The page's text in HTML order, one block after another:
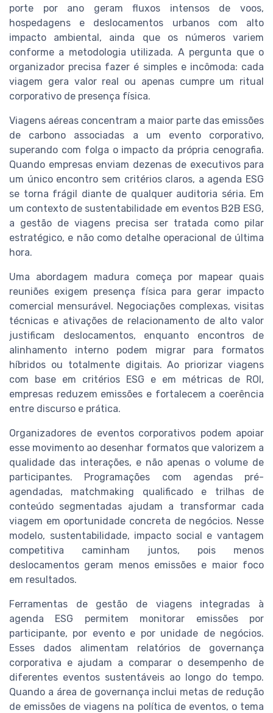
porte por ano geram fluxos intensos de voos,
hospedagens e deslocamentos urbanos com alto
impacto ambiental, ainda que os números variem
conforme a metodologia utilizada. A pergunta que o
organizador precisa fazer é simples e incômoda: cada
viagem gera valor real ou apenas cumpre um ritual
corporativo de presença física.
Viagens aéreas concentram a maior parte das emissões
de carbono associadas a um evento corporativo,
superando com folga o impacto da própria cenografia.
Quando empresas enviam dezenas de executivos para
um único encontro sem critérios claros, a agenda ESG
se torna frágil diante de qualquer auditoria séria. Em
um contexto de sustentabilidade em eventos B2B ESG,
a gestão de viagens precisa ser tratada como pilar
estratégico, e não como detalhe operacional de última
hora.
Uma abordagem madura começa por mapear quais
reuniões exigem presença física para gerar impacto
comercial mensurável. Negociações complexas, visitas
técnicas e ativações de relacionamento de alto valor
justificam deslocamentos, enquanto encontros de
alinhamento interno podem migrar para formatos
híbridos ou totalmente digitais. Ao priorizar viagens
com base em critérios ESG e em métricas de ROI,
empresas reduzem emissões e fortalecem a coerência
entre discurso e prática.
Organizadores de eventos corporativos podem apoiar
esse movimento ao desenhar formatos que valorizem a
qualidade das interações, e não apenas o volume de
participantes. Programações com agendas pré-
agendadas, matchmaking qualificado e trilhas de
conteúdo segmentadas ajudam a transformar cada
viagem em oportunidade concreta de negócios. Nesse
modelo, sustentabilidade, impacto social e vantagem
competitiva caminham juntos, pois menos
deslocamentos geram menos emissões e maior foco
em resultados.
Ferramentas de gestão de viagens integradas à
agenda ESG permitem monitorar emissões por
participante, por evento e por unidade de negócios.
Esses dados alimentam relatórios de governança
corporativa e ajudam a comparar o desempenho de
diferentes eventos sustentáveis ao longo do tempo.
Quando a área de governança inclui metas de redução
de emissões de viagens na política de eventos, o tema